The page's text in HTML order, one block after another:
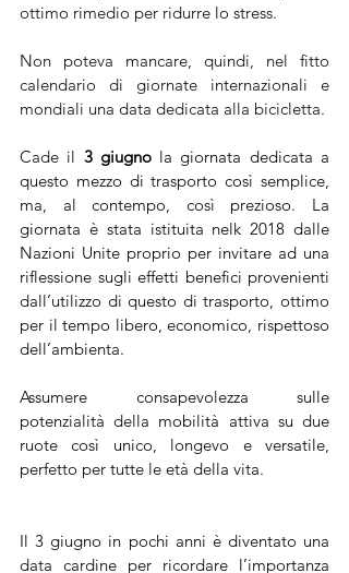
ottimo rimedio per ridurre lo stress.
Non poteva mancare, quindi, nel fitto
calendario di giornate internazionali e
mondiali una data dedicata alla bicicletta.
Cade il 3 giugno la giornata dedicata a
questo mezzo di trasporto così semplice,
ma, al contempo, così prezioso. La
giornata è stata istituita nelk 2018 dalle
Nazioni Unite proprio per invitare ad una
riflessione sugli effetti benefici provenienti
dall’utilizzo di questo di trasporto, ottimo
per il tempo libero, economico, rispettoso
dell’ambienta.
Assumere consapevolezza sulle
potenzialità della mobilità attiva su due
ruote così unico, longevo e versatile,
perfetto per tutte le età della vita.
Il 3 giugno in pochi anni è diventato una
data cardine per ricordare l’importanza